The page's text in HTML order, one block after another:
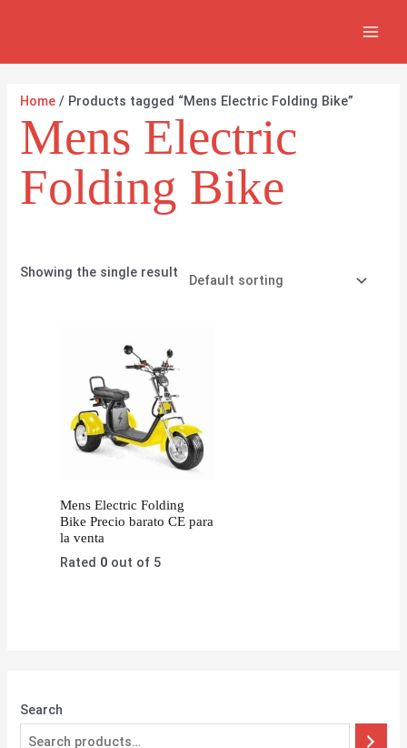
Search
r
c
r
o
d
r
o
d
Home / Products tagged “Mens Electric Folding Bike”
Mens Electric
Folding Bike
Showing the single result
Mens Electric Folding
Bike Precio barato CE para
la venta
Rated 0 out of 5